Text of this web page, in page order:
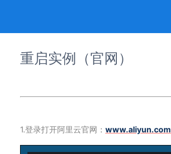
重启实例（官网）
1.登录打开阿里云官网： www.aliyun.com